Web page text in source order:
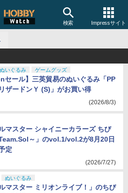
検索 Impressサイト
ぬいぐるみ ゲームグッズ
セール】三英貿易のぬいぐるみ「PP
ザードンＹ (S)」がお買い得
(2026/8/3)
マスター シャイニーカラーズ ちび
～」のvol.1/vol.2が8月20日
定
(2026/7/27)
ぬいぐるみ
マスター ミリオンライブ！」のちび